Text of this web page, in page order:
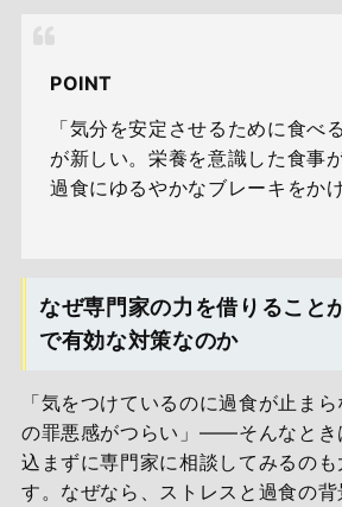
POINT
「気分を安定させるために食べ
が新しい。栄養を意識した食事
過食にゆるやかなブレーキをか
なぜ専門家の力を借りること
で有効な対策なのか
「気をつけているのに過食が止ま
の罪悪感がつらい」――そんなとき
込まずに専門家に相談してみるの
す。なぜなら、ストレスと過食の